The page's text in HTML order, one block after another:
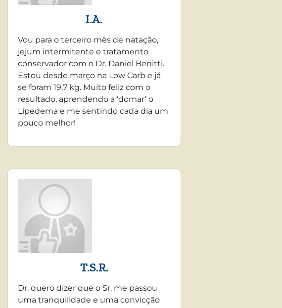
I.A.
Vou para o terceiro mês de natação,
jejum intermitente e tratamento
conservador com o Dr. Daniel Benitti.
Estou desde março na Low Carb e já
se foram 19,7 kg. Muito feliz com o
resultado, aprendendo a ‘domar’ o
Lipedema e me sentindo cada dia um
pouco melhor!
T.S.R.
Dr. quero dizer que o Sr. me passou
uma tranquilidade e uma convicção